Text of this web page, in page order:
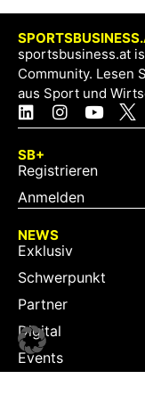
sportsbusiness.at
Community. Lesen
aus Sport und
SB+
Registrieren
Anmelden
NEWS
Exklusiv
Schwerpunkt
Partner
Digital
Events